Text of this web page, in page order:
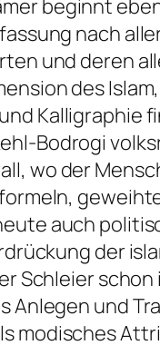
beginnt
nach
und deren
des
Kalligraphie
Bodrogi
wo der
auch
der
Schleier
und
modisches